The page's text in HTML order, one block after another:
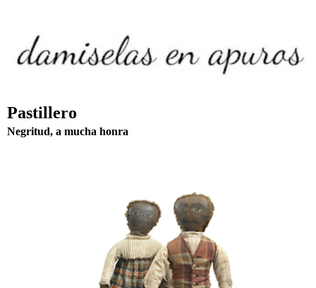
Pastillero
Negritud, a mucha honra